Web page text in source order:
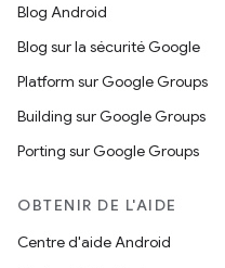
Blog Android
Blog sur la sécurité Google
Platform sur Google Groups
Building sur Google Groups
Porting sur Google Groups
OBTENIR DE L'AIDE
Centre d'aide Android